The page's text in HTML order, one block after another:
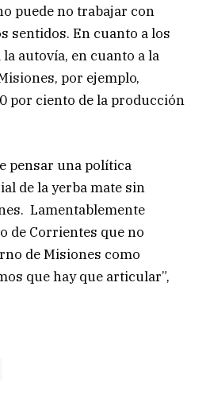
puede no trabajar con
sentidos. En cuanto a los
autovía, en cuanto a la
por ejemplo,
por ciento de la producción
pensar una política
de la yerba mate sin
Lamentablemente
de Corrientes que no
de Misiones como
que hay que articular”,